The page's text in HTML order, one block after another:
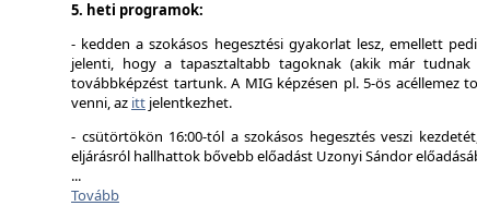
5. heti programok:
- kedden a szokásos hegesztési gyakorlat lesz, emellett
jelenti, hogy a tapasztaltabb tagoknak (akik már tudnak
továbbképzést tartunk. A MIG képzésen pl. 5-ös acéllemez
venni, az itt jelentkezhet.
- csütörtökön 16:00-tól a szokásos hegesztés veszi
eljárásról hallhattok bővebb előadást Uzonyi Sándor
...
Tovább